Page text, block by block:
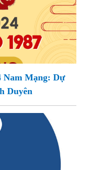
Nam Mạng: Dự
Duyên